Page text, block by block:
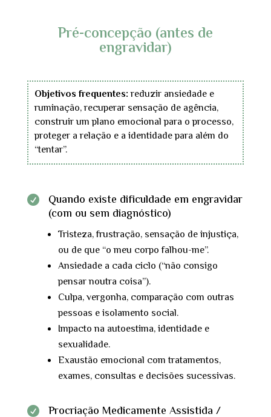
Pré-concepção (antes de
engravidar)
Objetivos frequentes:reduzir ansiedade e
ruminação, recuperar sensação de agência,
construir um plano emocional para o processo,
proteger a relação e a identidade para além do
“tentar”.

Quando existe dificuldade em engravidar
(com ou sem diagnóstico)
Tristeza, frustração, sensação de injustiça,
ou de que “o meu corpo falhou-me”.
Ansiedade a cada ciclo (“não consigo
pensar noutra coisa”).
Culpa, vergonha, comparação com outras
pessoas e isolamento social.
Impacto na autoestima, identidade e
sexualidade.
Exaustão emocional com tratamentos,
exames, consultas e decisões sucessivas.

Procriação Medicamente Assistida /